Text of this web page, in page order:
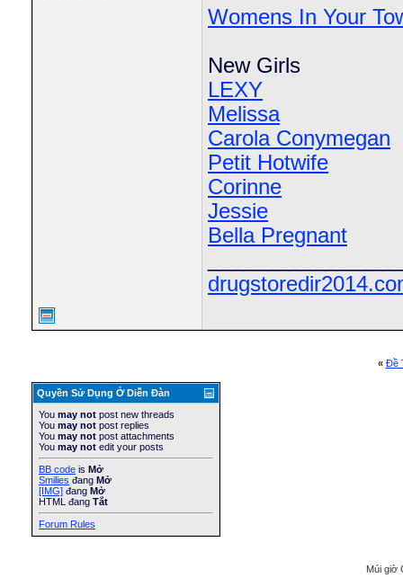
Womens In Your
New Girls
LEXY
Melissa
Carola Conymegan
Petit Hotwife
Corinne
Jessie
Bella Pregnant
« Ðề
Quyền Sử Dụng Ở Diễn Ðàn
You may not post new threads
You may not post replies
You may not post attachments
You may not edit your posts
BB code is Mở
Smilies đang Mở
[IMG] đang Mở
HTML đang Tắt
Forum Rules
Múi giờ